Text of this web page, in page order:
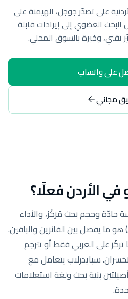
على تصدّر جوجل، الهيمنة على
البحث العضوي إلى إيرادات قابلة
تقني، وخبرة بالسوق المحلي.
على واتساب
مجاني
الأردن فعلًا؟
حادّة وحجم بحث مُركّز، والأداء
هو ما يفصل بين الفائزين والباقين.
على العربي فقط أو تترجم
تخسران. سبايدرلاب يتعامل مع
أصيلتين بنية بحث ولغة استعلامات